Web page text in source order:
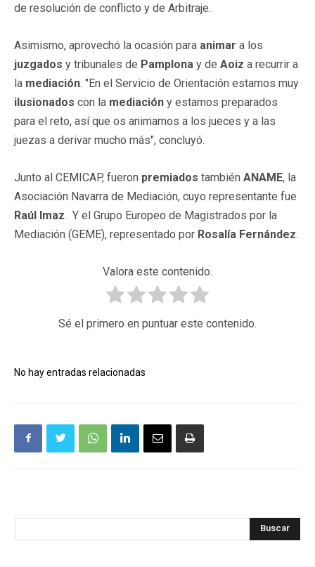
de resolución de conflicto y de Arbitraje.
Asimismo, aprovechó la ocasión para animar a los
juzgados y tribunales de Pamplona y de Aoiz a recurrir a
la mediación. "En el Servicio de Orientación estamos muy
ilusionados con la mediación y estamos preparados
para el reto, así que os animamos a los jueces y a las
juezas a derivar mucho más", concluyó.
Junto al CEMICAP, fueron premiados también ANAME, la
Asociación Navarra de Mediación, cuyo representante fue
Raúl Imaz. Y el Grupo Europeo de Magistrados por la
Mediación (GEME), representado por Rosalía Fernández.
Valora este contenido.
Sé el primero en puntuar este contenido.
No hay entradas relacionadas
Buscar